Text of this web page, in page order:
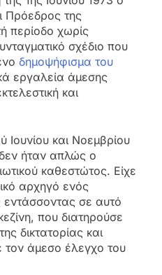
Πρόεδρος της
περίοδο χωρίς
σχέδιο που
δημοψήφισμα του
εργαλεία άμεσης
και
Ιουνίου και Νοεμβρίου
ήταν απλώς ο
καθεστώτος. Είχε
αρχηγό ενός
εντάσσοντας σε αυτό
που διατηρούσε
δικτατορίας και
τον άμεσο έλεγχο του